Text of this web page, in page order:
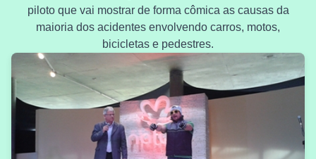
piloto que vai mostrar de forma cômica as causas da
maioria dos acidentes envolvendo carros, motos,
bicicletas e pedestres.